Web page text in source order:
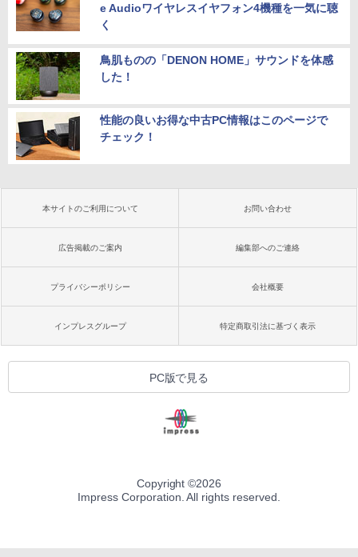
e Audioワイヤレスイヤフォン4機種を一気に聴
く
鳥肌ものの「DENON HOME」サウンドを体感
した！
性能の良いお得な中古PC情報はこのページで
チェック！
本サイトのご利用について お問い合わせ
広告掲載のご案内 編集部へのご連絡
プライバシーポリシー 会社概要
インプレスグループ 特定商取引法に基づく表示
PC版で見る
Copyright ©2026
Impress Corporation. All rights reserved.